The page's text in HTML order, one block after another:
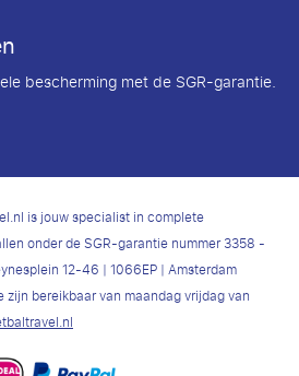
bescherming met de SGR-garantie.
is jouw specialist in complete
onder de SGR-garantie nummer 3358 -
12-46 | 1066EP | Amsterdam
zijn bereikbaar van maandag vrijdag van